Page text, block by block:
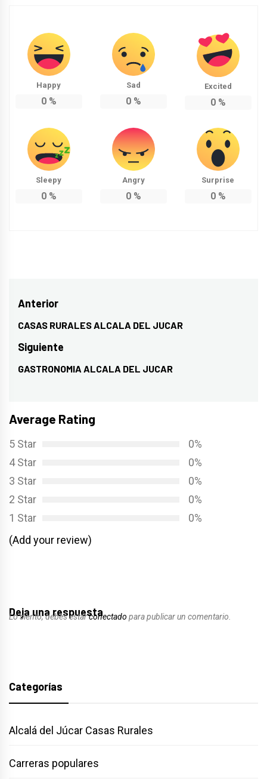
Happy
0%
Sad
0%
Excited
0%
Sleepy
0%
Angry
0%
Surprise
0%
Navegación
de
entradas
Anterior
Entrada
anterior:
CASAS RURALES ALCALA DEL JUCAR
Siguiente
Entrada
GASTRONOMIA ALCALA DEL JUCAR
Average Rating
5 Star
0%
4 Star
0%
3 Star
0%
2 Star
0%
1 Star
0%
(Add your review)
Deja una respuesta
Lo siento, debes estarconectado para publicar un comentario.
Categorías
Alcalá del Júcar Casas Rurales
Carreras populares